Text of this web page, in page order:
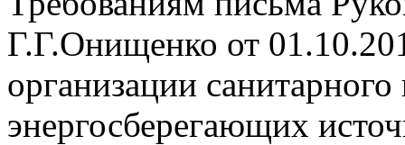
Г.Г.Онищенко от
организации
энергосберегающих